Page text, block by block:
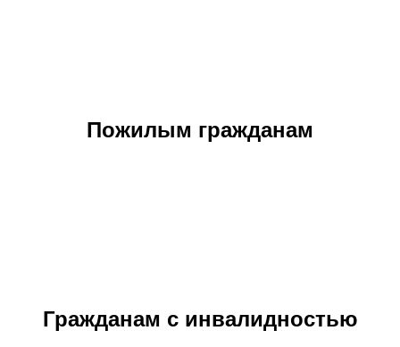
Пожилым гражданам
Гражданам с инвалидностью